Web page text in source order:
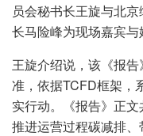
员会秘书长王旋与北
长马险峰为现场嘉宾与
王旋介绍说，该《报
准，依据TCFD框架，
实行动。《报告》正文
推进运营过程碳减排